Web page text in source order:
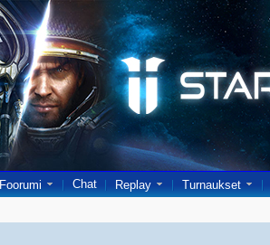
Foorumi Chat Replay Turnaukset